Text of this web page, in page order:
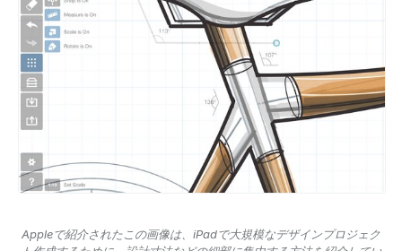
Appleで紹介されたこの画像は、iPadで大規模なデザインプロジェク